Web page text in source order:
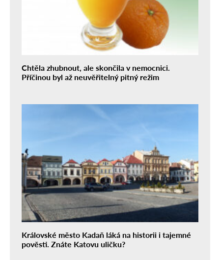
Chtěla zhubnout, ale skončila v nemocnici.
Příčinou byl až neuvěřitelný pitný režim
Královské město Kadaň láká na historii i tajemné
pověsti. Znáte Katovu uličku?